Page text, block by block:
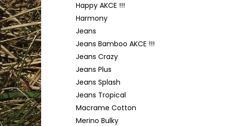
Happy AKCE !!!
Harmony
Jeans
Jeans Bamboo AKCE !!!
Jeans Crazy
Jeans Plus
Jeans Splash
Jeans Tropical
Macrame Cotton
Merino Bulky